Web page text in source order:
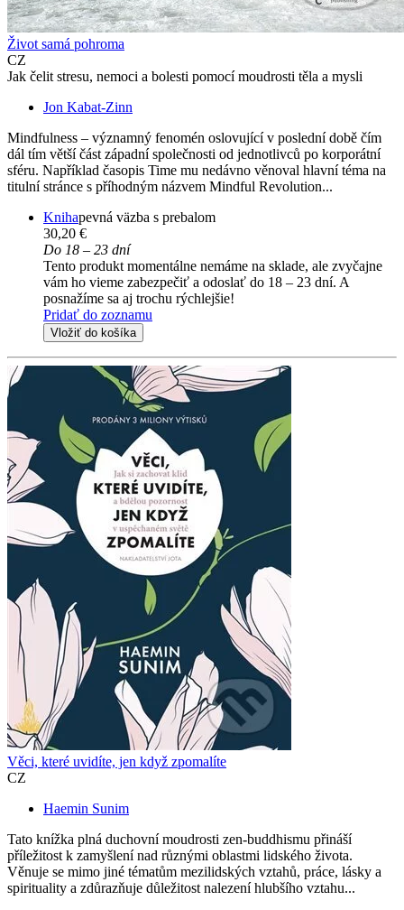
Život samá pohroma
CZ
Jak čelit stresu, nemoci a bolesti pomocí moudrosti těla a mysli
Jon Kabat-Zinn
Mindfulness – významný fenomén oslovující v poslední době čím
dál tím větší část západní společnosti od jednotlivců po korporátní
sféru. Například časopis Time mu nedávno věnoval hlavní téma na
titulní stránce s příhodným názvem Mindful Revolution...
Knihapevná väzba s prebalom
30,20 €
Do 18 – 23 dní
Tento produkt momentálne nemáme na sklade, ale zvyčajne
vám ho vieme zabezpečiť a odoslať do 18 – 23 dní. A
posnažíme sa aj trochu rýchlejšie!
Pridať do zoznamu
Vložiť do košíka
Věci, které uvidíte, jen když zpomalíte
CZ
Haemin Sunim
Tato knížka plná duchovní moudrosti zen-buddhismu přináší
příležitost k zamyšlení nad různými oblastmi lidského života.
Věnuje se mimo jiné tématům mezilidských vztahů, práce, lásky a
spirituality a zdůrazňuje důležitost nalezení hlubšího vztahu...